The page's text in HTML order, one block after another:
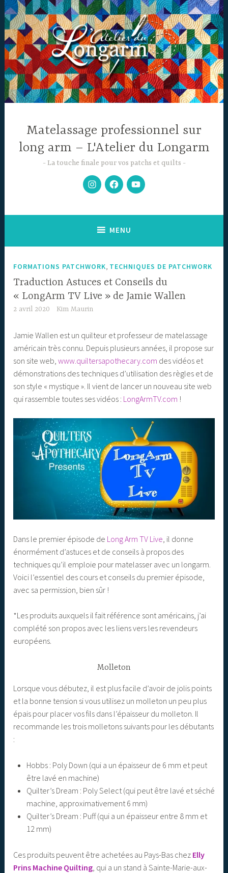
Accéder
au
contenu
principal
Matelassage professionnel sur
long arm – L'Atelier du Longarm
La touche finale pour vos patchs et quilts
Mon
Instagram
Facebook
Chaine
YouTube
MENU
FORMATIONS PATCHWORK TECHNIQUES DE PATCHWORK
Traduction Astuces et Conseils du
« LongArm TV Live » de Jamie Wallen
2 avril 2020 Kim Maurin
Jamie Wallen est un quilteur et professeur de matelassage
américain très connu. Depuis plusieurs années, il propose sur
son site web,www.quiltersapothecary.com des vidéos et
démonstrations des techniques d’utilisation des règles et de
son style « mystique ». Il vient de lancer un nouveau site web
qui rassemble toutes ses vidéos : LongArmTV.com !
Dans le premier épisode de Long Arm TV Live , il donne
énormément d’astuces et de conseils à propos des
techniques qu’il emploie pour matelasser avec un longarm.
Voici l’essentiel des cours et conseils du premier épisode,
avec sa permission, bien sûr !
*Les produits auxquels il fait référence sont américains, j’ai
complété son propos avec les liens vers les revendeurs
européens.
Molleton
Lorsque vous débutez, il est plus facile d’avoir de jolis points
et la bonne tension si vous utilisez un molleton un peu plus
épais pour placer vos fils dans l’épaisseur du molleton. Il
recommande les trois molletons suivants pour les débutants
:
Hobbs : Poly Down (qui a un épaisseur de 6 mm et peut
être lavé en machine)
Quilter’s Dream : Poly Select (qui peut être lavé et séché
machine, approximativement 6 mm)
Quilter’s Dream : Puff (qui a un épaisseur entre 8 mm et
12 mm)
Ces produits peuvent être achetées au Pays-Bas chez Elly
Prins Machine Quilting , qui a un stand à Sainte-Marie-aux-